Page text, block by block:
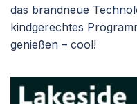
das brandneue
kindgerechtes
genießen – cool!